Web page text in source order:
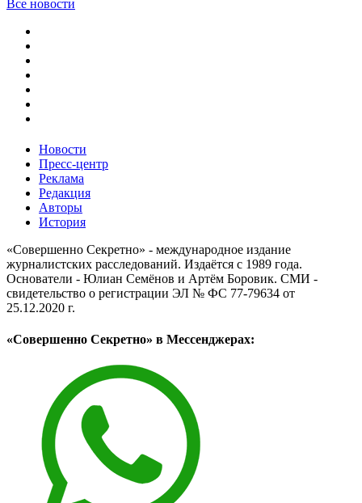
Все новости
Новости
Пресс-центр
Реклама
Редакция
Авторы
История
«Совершенно Секретно» - международное издание
журналистских расследований. Издаётся с 1989 года.
Основатели - Юлиан Семёнов и Артём Боровик. CМИ -
свидетельство о регистрации ЭЛ № ФС 77-79634 от
25.12.2020 г.
«Совершенно Секретно» в Мессенджерах: